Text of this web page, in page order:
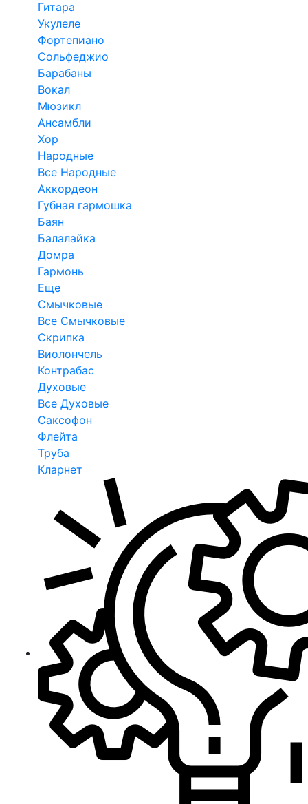
Гитара
Укулеле
Фортепиано
Сольфеджио
Барабаны
Вокал
Мюзикл
Ансамбли
Хор
Народные
Все Народные
Аккордеон
Губная гармошка
Баян
Балалайка
Домра
Гармонь
Еще
Смычковые
Все Смычковые
Скрипка
Виолончель
Контрабас
Духовые
Все Духовые
Саксофон
Флейта
Труба
Кларнет